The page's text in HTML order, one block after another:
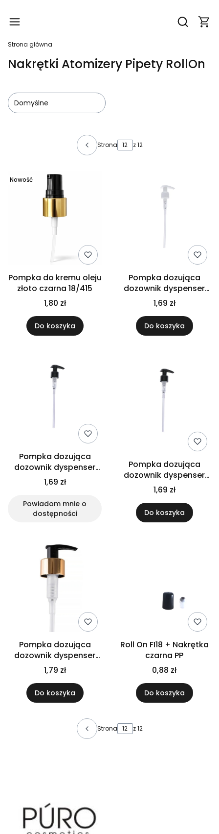
Otwórz
Strona główna
Nakrętki Atomizery Pipety RollOn
Domyślne
Strona z 12
Nowość
Pompka do kremu oleju
złoto czarna 18/415
1,80 zł
Do koszyka
Pompka dozująca
dozownik dyspenser
biały FI24
1,69 zł
Do koszyka
Pompka dozująca
dozownik dyspenser
czarny fi24
1,69 zł
Powiadom mnie o
dostępności
Pompka dozująca
dozownik dyspenser
czarny fi28
1,69 zł
Do koszyka
Pompka dozująca
dozownik dyspenser
złoto czarny fi28
1,79 zł
Do koszyka
Roll On FI18 + Nakrętka
czarna PP
0,88 zł
Do koszyka
Strona z 12